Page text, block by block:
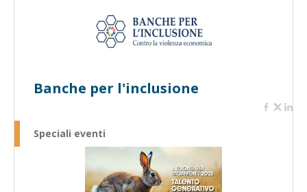
Banche per l'inclusione
Speciali eventi